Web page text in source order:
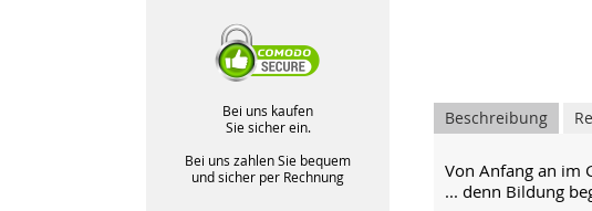
Bei uns kaufen
Sie sicher ein.
Bei uns zahlen Sie bequem
und sicher per Rechnung
Beschreibung
Von Anfang an im
... denn Bildung